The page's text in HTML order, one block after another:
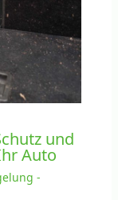
und
Auto
-